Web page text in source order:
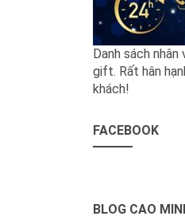
Danh sách
gift. Rất hân
khách!
FACEBOOK
BLOG CAO